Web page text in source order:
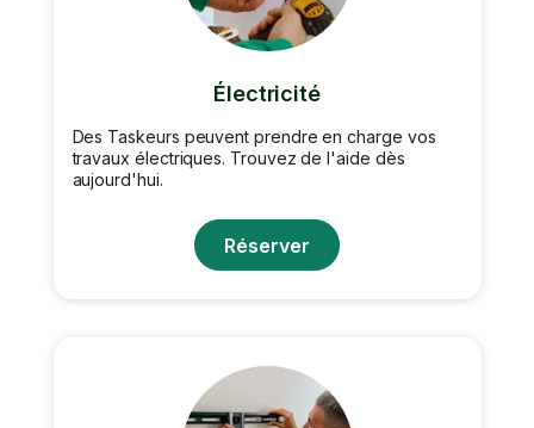
Électricité
Des Taskeurs peuvent prendre en charge vos
travaux électriques. Trouvez de l'aide dès
aujourd'hui.
Réserver